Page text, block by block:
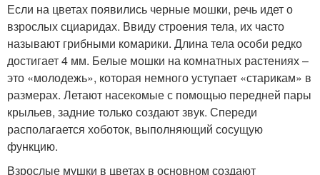
Если на цветах появились черные мошки, речь идет о
взрослых сциаридах. Ввиду строения тела, их часто
называют грибными комарики. Длина тела особи редко
достигает 4 мм. Белые мошки на комнатных растениях –
это «молодежь», которая немного уступает «старикам» в
размерах. Летают насекомые с помощью передней пары
крыльев, задние только создают звук. Спереди
располагается хоботок, выполняющий сосущую
функцию.
Взрослые мушки в цветах в основном создают